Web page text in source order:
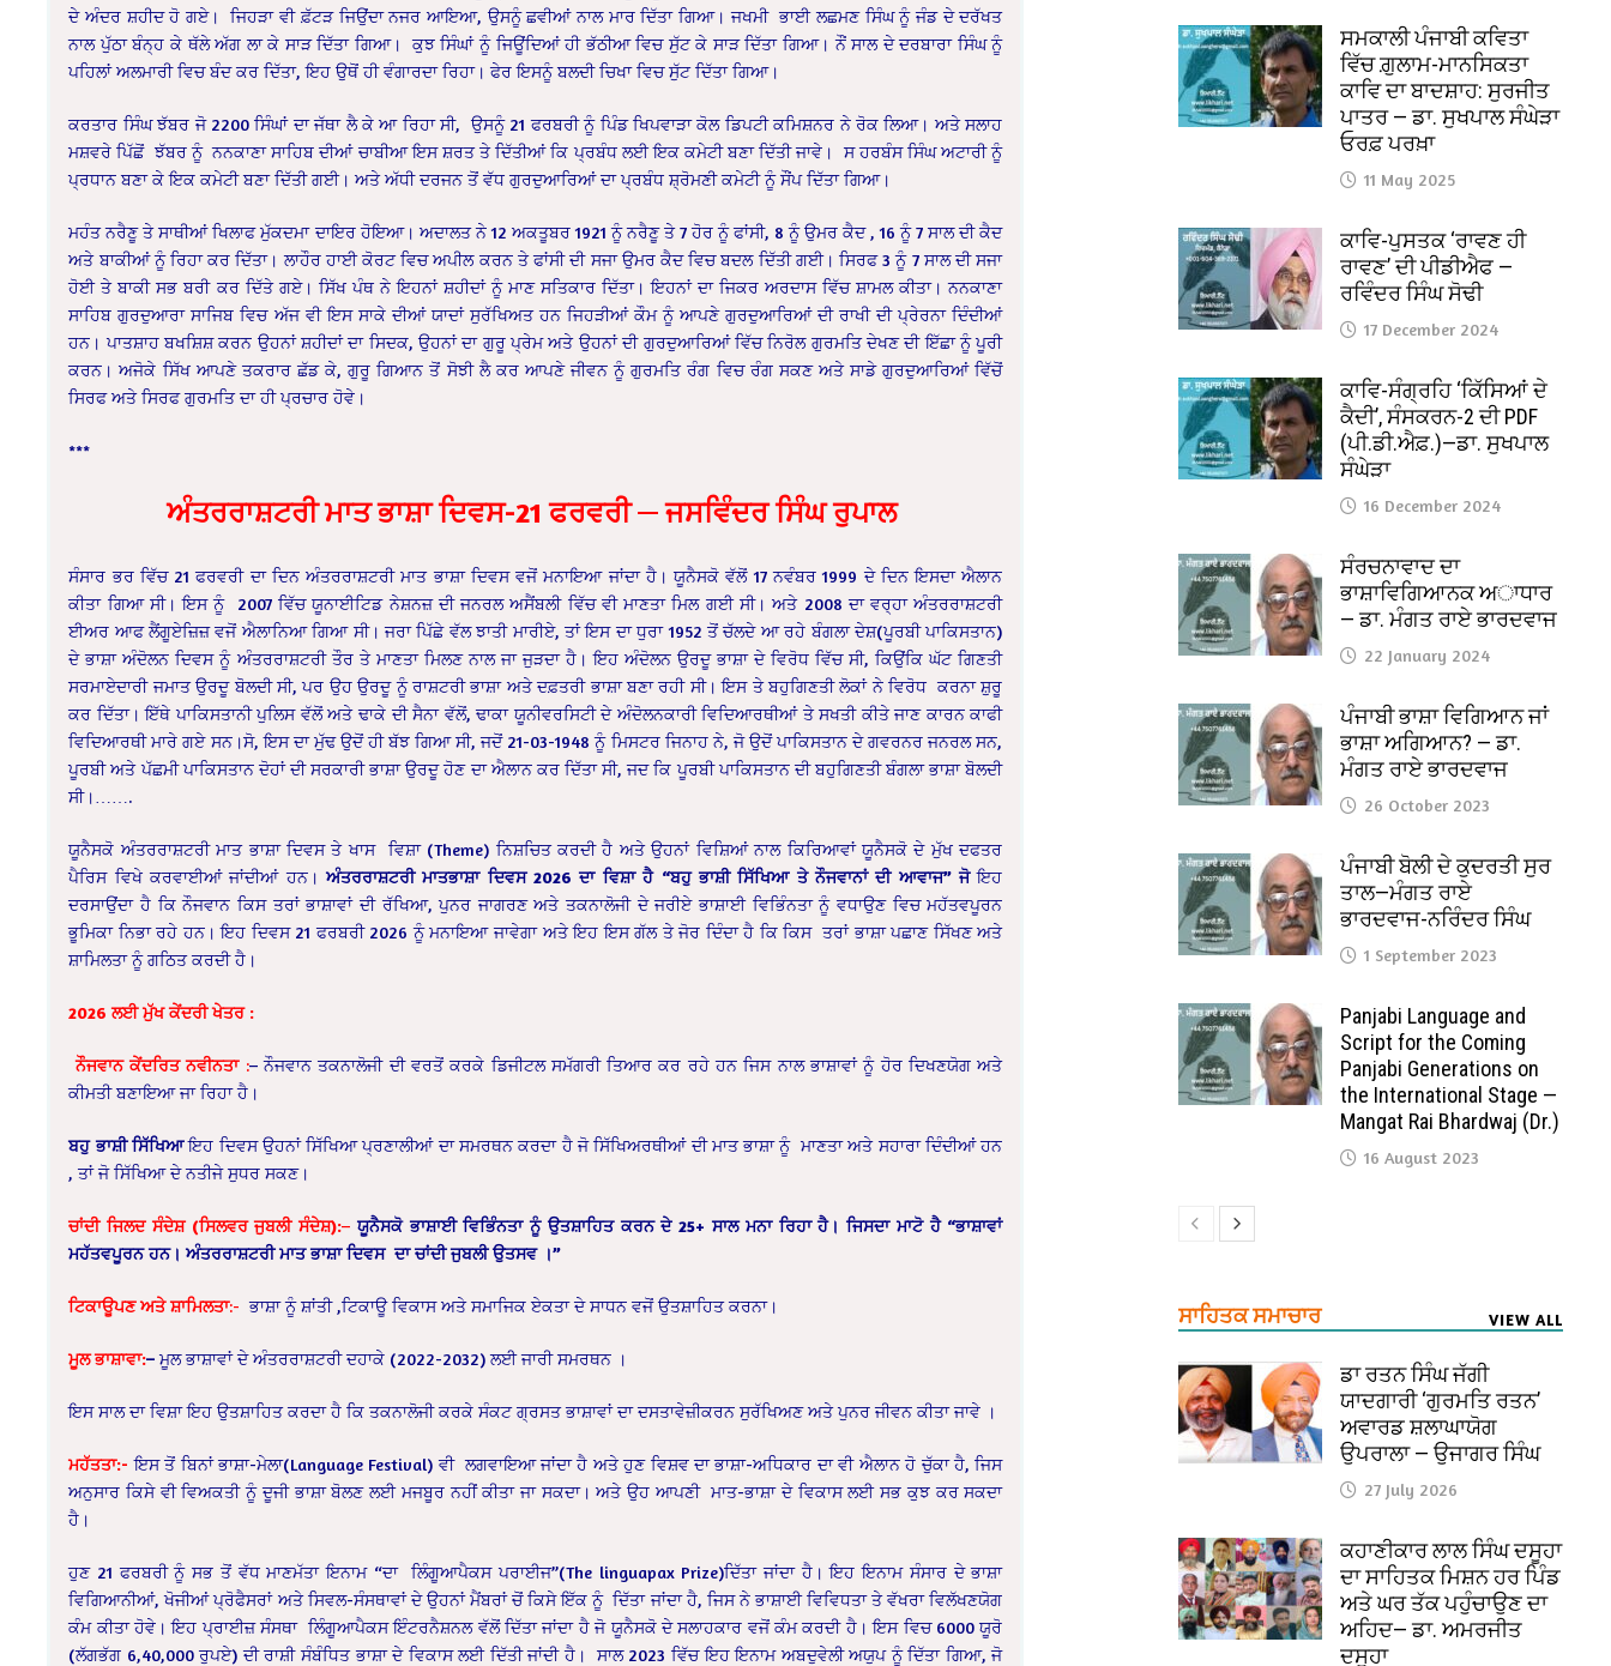
ਦੇ ਅੰਦਰ ਸ਼ਹੀਦ ਹੋ ਗਏ। ਜਿਹੜਾ ਵੀ ਫ਼ੱਟੜ ਜਿਉਂਦਾ ਨਜਰ ਆਇਆ, ਉਸਨੂੰ ਛਵੀਆਂ ਨਾਲ ਮਾਰ ਦਿੱਤਾ ਗਿਆ। ਜਖਮੀ ਭਾਈ ਲਛਮਣ ਸਿੰਘ ਨੂੰ ਜੰਡ ਦੇ ਦਰੱਖਤ
ਨਾਲ ਪੁੱਠਾ ਬੰਨ੍ਹ ਕੇ ਥੱਲੇ ਅੱਗ ਲਾ ਕੇ ਸਾੜ ਦਿੱਤਾ ਗਿਆ। ਕੁਝ ਸਿੰਘਾਂ ਨੂੰ ਜਿਊਂਦਿਆਂ ਹੀ ਭੱਠੀਆ ਵਿਚ ਸੁੱਟ ਕੇ ਸਾੜ ਦਿੱਤਾ ਗਿਆ। ਨੌਂ ਸਾਲ ਦੇ ਦਰਬਾਰਾ ਸਿੰਘ ਨੂੰ
ਪਹਿਲਾਂ ਅਲਮਾਰੀ ਵਿਚ ਬੰਦ ਕਰ ਦਿੱਤਾ, ਇਹ ਉਥੋਂ ਹੀ ਵੰਗਾਰਦਾ ਰਿਹਾ। ਫੇਰ ਇਸਨੂੰ ਬਲਦੀ ਚਿਖਾ ਵਿਚ ਸੁੱਟ ਦਿੱਤਾ ਗਿਆ।
ਕਰਤਾਰ ਸਿੰਘ ਝੱਬਰ ਜੋ 2200 ਸਿੰਘਾਂ ਦਾ ਜੱਥਾ ਲੈ ਕੇ ਆ ਰਿਹਾ ਸੀ, ਉਸਨੂੰ 21 ਫਰਬਰੀ ਨੂੰ ਪਿੰਡ ਖਿਪਵਾੜਾ ਕੋਲ ਡਿਪਟੀ ਕਮਿਸ਼ਨਰ ਨੇ ਰੋਕ ਲਿਆ। ਅਤੇ ਸਲਾਹ
ਮਸ਼ਵਰੇ ਪਿੱਛੋਂ ਝੱਬਰ ਨੂੰ ਨਨਕਾਣਾ ਸਾਹਿਬ ਦੀਆਂ ਚਾਬੀਆ ਇਸ ਸ਼ਰਤ ਤੇ ਦਿੱਤੀਆਂ ਕਿ ਪ੍ਰਬੰਧ ਲਈ ਇਕ ਕਮੇਟੀ ਬਣਾ ਦਿੱਤੀ ਜਾਵੇ। ਸ ਹਰਬੰਸ ਸਿੰਘ ਅਟਾਰੀ ਨੂੰ
ਪ੍ਰਧਾਨ ਬਣਾ ਕੇ ਇਕ ਕਮੇਟੀ ਬਣਾ ਦਿੱਤੀ ਗਈ। ਅਤੇ ਅੱਧੀ ਦਰਜਨ ਤੋਂ ਵੱਧ ਗੁਰਦੁਆਰਿਆਂ ਦਾ ਪ੍ਰਬੰਧ ਸ਼੍ਰੋਮਣੀ ਕਮੇਟੀ ਨੂੰ ਸੌਂਪ ਦਿੱਤਾ ਗਿਆ।
ਮਹੰਤ ਨਰੈਣੂ ਤੇ ਸਾਥੀਆਂ ਖਿਲਾਫ ਮੁੱਕਦਮਾ ਦਾਇਰ ਹੋਇਆ। ਅਦਾਲਤ ਨੇ 12 ਅਕਤੂਬਰ 1921 ਨੂੰ ਨਰੈਣੂ ਤੇ 7 ਹੋਰ ਨੂੰ ਫਾਂਸੀ, 8 ਨੂੰ ਉਮਰ ਕੈਦ , 16 ਨੂੰ 7 ਸਾਲ ਦੀ ਕੈਦ
ਅਤੇ ਬਾਕੀਆਂ ਨੂੰ ਰਿਹਾ ਕਰ ਦਿੱਤਾ। ਲਾਹੌਰ ਹਾਈ ਕੋਰਟ ਵਿਚ ਅਪੀਲ ਕਰਨ ਤੇ ਫਾਂਸੀ ਦੀ ਸਜਾ ਉਮਰ ਕੈਦ ਵਿਚ ਬਦਲ ਦਿੱਤੀ ਗਈ। ਸਿਰਫ 3 ਨੂੰ 7 ਸਾਲ ਦੀ ਸਜਾ
ਹੋਈ ਤੇ ਬਾਕੀ ਸਭ ਬਰੀ ਕਰ ਦਿੱਤੇ ਗਏ। ਸਿੱਖ ਪੰਥ ਨੇ ਇਹਨਾਂ ਸ਼ਹੀਦਾਂ ਨੂੰ ਮਾਣ ਸਤਿਕਾਰ ਦਿੱਤਾ। ਇਹਨਾਂ ਦਾ ਜਿਕਰ ਅਰਦਾਸ ਵਿੱਚ ਸ਼ਾਮਲ ਕੀਤਾ। ਨਨਕਾਣਾ
ਸਾਹਿਬ ਗੁਰਦੁਆਰਾ ਸਾਜਿਬ ਵਿਚ ਅੱਜ ਵੀ ਇਸ ਸਾਕੇ ਦੀਆਂ ਯਾਦਾਂ ਸੁਰੱਖਿਅਤ ਹਨ ਜਿਹੜੀਆਂ ਕੌਮ ਨੂੰ ਆਪਣੇ ਗੁਰਦੁਆਰਿਆਂ ਦੀ ਰਾਖੀ ਦੀ ਪ੍ਰੇਰਨਾ ਦਿੰਦੀਆਂ
ਹਨ। ਪਾਤਸ਼ਾਹ ਬਖਸ਼ਿਸ਼ ਕਰਨ ਉਹਨਾਂ ਸ਼ਹੀਦਾਂ ਦਾ ਸਿਦਕ, ਉਹਨਾਂ ਦਾ ਗੁਰੂ ਪ੍ਰੇਮ ਅਤੇ ਉਹਨਾਂ ਦੀ ਗੁਰਦੁਆਰਿਆਂ ਵਿੱਚ ਨਿਰੋਲ ਗੁਰਮਤਿ ਦੇਖਣ ਦੀ ਇੱਛਾ ਨੂੰ ਪੂਰੀ
ਕਰਨ। ਅਜੋਕੇ ਸਿੱਖ ਆਪਣੇ ਤਕਰਾਰ ਛੱਡ ਕੇ, ਗੁਰੂ ਗਿਆਨ ਤੋਂ ਸੋਝੀ ਲੈ ਕਰ ਆਪਣੇ ਜੀਵਨ ਨੂੰ ਗੁਰਮਤਿ ਰੰਗ ਵਿਚ ਰੰਗ ਸਕਣ ਅਤੇ ਸਾਡੇ ਗੁਰਦੁਆਰਿਆਂ ਵਿੱਚੋਂ
ਸਿਰਫ ਅਤੇ ਸਿਰਫ ਗੁਰਮਤਿ ਦਾ ਹੀ ਪ੍ਰਚਾਰ ਹੋਵੇ।
***
ਅੰਤਰਰਾਸ਼ਟਰੀ ਮਾਤ ਭਾਸ਼ਾ ਦਿਵਸ-21 ਫਰਵਰੀ—ਜਸਵਿੰਦਰ ਸਿੰਘ ਰੁਪਾਲ
ਸੰਸਾਰ ਭਰ ਵਿੱਚ 21 ਫਰਵਰੀ ਦਾ ਦਿਨ ਅੰਤਰਰਾਸ਼ਟਰੀ ਮਾਤ ਭਾਸ਼ਾ ਦਿਵਸ ਵਜੋਂ ਮਨਾਇਆ ਜਾਂਦਾ ਹੈ। ਯੂਨੈਸਕੋ ਵੱਲੋਂ 17 ਨਵੰਬਰ 1999 ਦੇ ਦਿਨ ਇਸਦਾ ਐਲਾਨ
ਕੀਤਾ ਗਿਆ ਸੀ। ਇਸ ਨੂੰ 2007 ਵਿੱਚ ਯੂਨਾਈਟਿਡ ਨੇਸ਼ਨਜ਼ ਦੀ ਜਨਰਲ ਅਸੈਂਬਲੀ ਵਿੱਚ ਵੀ ਮਾਣਤਾ ਮਿਲ ਗਈ ਸੀ। ਅਤੇ 2008 ਦਾ ਵਰ੍ਹਾ ਅੰਤਰਰਾਸ਼ਟਰੀ
ਈਅਰ ਆਫ ਲੈਂਗੂਏਜ਼ਿਜ਼ ਵਜੋਂ ਐਲਾਨਿਆ ਗਿਆ ਸੀ। ਜਰਾ ਪਿੱਛੇ ਵੱਲ ਝਾਤੀ ਮਾਰੀਏ, ਤਾਂ ਇਸ ਦਾ ਧੁਰਾ 1952 ਤੋਂ ਚੱਲਦੇ ਆ ਰਹੇ ਬੰਗਲਾ ਦੇਸ਼(ਪੂਰਬੀ ਪਾਕਿਸਤਾਨ)
ਦੇ ਭਾਸ਼ਾ ਅੰਦੋਲਨ ਦਿਵਸ ਨੂੰ ਅੰਤਰਰਾਸ਼ਟਰੀ ਤੌਰ ਤੇ ਮਾਣਤਾ ਮਿਲਣ ਨਾਲ ਜਾ ਜੁੜਦਾ ਹੈ। ਇਹ ਅੰਦੋਲਨ ਉਰਦੂ ਭਾਸ਼ਾ ਦੇ ਵਿਰੋਧ ਵਿੱਚ ਸੀ, ਕਿਉਂਕਿ ਘੱਟ ਗਿਣਤੀ
ਸਰਮਾਏਦਾਰੀ ਜਮਾਤ ਉਰਦੂ ਬੋਲਦੀ ਸੀ, ਪਰ ਉਹ ਉਰਦੂ ਨੂੰ ਰਾਸ਼ਟਰੀ ਭਾਸ਼ਾ ਅਤੇ ਦਫ਼ਤਰੀ ਭਾਸ਼ਾ ਬਣਾ ਰਹੀ ਸੀ। ਇਸ ਤੇ ਬਹੁਗਿਣਤੀ ਲੋਕਾਂ ਨੇ ਵਿਰੋਧ ਕਰਨਾ ਸ਼ੁਰੂ
ਕਰ ਦਿੱਤਾ। ਇੱਥੇ ਪਾਕਿਸਤਾਨੀ ਪੁਲਿਸ ਵੱਲੋਂ ਅਤੇ ਢਾਕੇ ਦੀ ਸੈਨਾ ਵੱਲੋਂ, ਢਾਕਾ ਯੂਨੀਵਰਸਿਟੀ ਦੇ ਅੰਦੋਲਨਕਾਰੀ ਵਿਦਿਆਰਥੀਆਂ ਤੇ ਸਖਤੀ ਕੀਤੇ ਜਾਣ ਕਾਰਨ ਕਾਫੀ
ਵਿਦਿਆਰਥੀ ਮਾਰੇ ਗਏ ਸਨ।ਸੋ, ਇਸ ਦਾ ਮੁੱਢ ਉਦੋਂ ਹੀ ਬੱਝ ਗਿਆ ਸੀ, ਜਦੋਂ 21-03-1948 ਨੂੰ ਮਿਸਟਰ ਜਿਨਾਹ ਨੇ, ਜੋ ਉਦੋਂ ਪਾਕਿਸਤਾਨ ਦੇ ਗਵਰਨਰ ਜਨਰਲ ਸਨ,
ਪੂਰਬੀ ਅਤੇ ਪੱਛਮੀ ਪਾਕਿਸਤਾਨ ਦੋਹਾਂ ਦੀ ਸਰਕਾਰੀ ਭਾਸ਼ਾ ਉਰਦੂ ਹੋਣ ਦਾ ਐਲਾਨ ਕਰ ਦਿੱਤਾ ਸੀ, ਜਦ ਕਿ ਪੂਰਬੀ ਪਾਕਿਸਤਾਨ ਦੀ ਬਹੁਗਿਣਤੀ ਬੰਗਲਾ ਭਾਸ਼ਾ ਬੋਲਦੀ
ਸੀ।…….
ਯੂਨੈਸਕੋ ਅੰਤਰਰਾਸ਼ਟਰੀ ਮਾਤ ਭਾਸ਼ਾ ਦਿਵਸ ਤੇ ਖਾਸ ਵਿਸ਼ਾ (Theme) ਨਿਸ਼ਚਿਤ ਕਰਦੀ ਹੈ ਅਤੇ ਉਹਨਾਂ ਵਿਸ਼ਿਆਂ ਨਾਲ ਕਿਰਿਆਵਾਂ ਯੂਨੈਸਕੋ ਦੇ ਮੁੱਖ ਦਫਤਰ
ਪੈਰਿਸ ਵਿਖੇ ਕਰਵਾਈਆਂ ਜਾਂਦੀਆਂ ਹਨ।ਅੰਤਰਰਾਸ਼ਟਰੀ ਮਾਤਭਾਸ਼ਾ ਦਿਵਸ 2026 ਦਾ ਵਿਸ਼ਾ ਹੈ “ਬਹੁ ਭਾਸ਼ੀ ਸਿੱਖਿਆ ਤੇ ਨੌਜਵਾਨਾਂ ਦੀ ਆਵਾਜ” ਜੋਇਹ
ਦਰਸਾਉਂਦਾ ਹੈ ਕਿ ਨੌਜਵਾਨ ਕਿਸ ਤਰਾਂ ਭਾਸ਼ਾਵਾਂ ਦੀ ਰੱਖਿਆ, ਪੁਨਰ ਜਾਗਰਣ ਅਤੇ ਤਕਨਾਲੋਜੀ ਦੇ ਜਰੀਏ ਭਾਸ਼ਾਈ ਵਿਭਿੰਨਤਾ ਨੂੰ ਵਧਾਉਣ ਵਿਚ ਮਹੱਤਵਪੂਰਨ
ਭੂਮਿਕਾ ਨਿਭਾ ਰਹੇ ਹਨ। ਇਹ ਦਿਵਸ 21 ਫਰਬਰੀ 2026 ਨੂੰ ਮਨਾਇਆ ਜਾਵੇਗਾ ਅਤੇ ਇਹ ਇਸ ਗੱਲ ਤੇ ਜੋਰ ਦਿੰਦਾ ਹੈ ਕਿ ਕਿਸ ਤਰਾਂ ਭਾਸ਼ਾ ਪਛਾਣ ਸਿੱਖਣ ਅਤੇ
ਸ਼ਾਮਿਲਤਾ ਨੂੰ ਗਠਿਤ ਕਰਦੀ ਹੈ।
2026 ਲਈ ਮੁੱਖ ਕੇਂਦਰੀ ਖੇਤਰ :
ਨੌਜਵਾਨ ਕੇਂਦਰਿਤ ਨਵੀਨਤਾ :– ਨੌਜਵਾਨ ਤਕਨਾਲੋਜੀ ਦੀ ਵਰਤੋਂ ਕਰਕੇ ਡਿਜੀਟਲ ਸਮੱਗਰੀ ਤਿਆਰ ਕਰ ਰਹੇ ਹਨ ਜਿਸ ਨਾਲ ਭਾਸ਼ਾਵਾਂ ਨੂੰ ਹੋਰ ਦਿਖਣਯੋਗ ਅਤੇ
ਕੀਮਤੀ ਬਣਾਇਆ ਜਾ ਰਿਹਾ ਹੈ।
ਬਹੁ ਭਾਸ਼ੀ ਸਿੱਖਿਆਇਹ ਦਿਵਸ ਉਹਨਾਂ ਸਿੱਖਿਆ ਪ੍ਰਣਾਲੀਆਂ ਦਾ ਸਮਰਥਨ ਕਰਦਾ ਹੈ ਜੋ ਸਿੱਖਿਅਰਥੀਆਂ ਦੀ ਮਾਤ ਭਾਸ਼ਾ ਨੂੰ ਮਾਣਤਾ ਅਤੇ ਸਹਾਰਾ ਦਿੰਦੀਆਂ ਹਨ
, ਤਾਂ ਜੋ ਸਿੱਖਿਆ ਦੇ ਨਤੀਜੇ ਸੁਧਰ ਸਕਣ।
ਚਾਂਦੀ ਜਿਲਦ ਸੰਦੇਸ਼ (ਸਿਲਵਰ ਜੁਬਲੀ ਸੰਦੇਸ਼):– ਯੂਨੈਸਕੋ ਭਾਸ਼ਾਈ ਵਿਭਿੰਨਤਾ ਨੂੰ ਉਤਸ਼ਾਹਿਤ ਕਰਨ ਦੇ 25+ ਸਾਲ ਮਨਾ ਰਿਹਾ ਹੈ।ਜਿਸਦਾ ਮਾਟੋ ਹੈ “ਭਾਸ਼ਾਵਾਂ
ਮਹੱਤਵਪੂਰਨ ਹਨ।ਅੰਤਰਰਾਸ਼ਟਰੀ ਮਾਤ ਭਾਸ਼ਾ ਦਿਵਸ ਦਾ ਚਾਂਦੀ ਜੁਬਲੀ ਉਤਸਵ ।”
ਟਿਕਾਊਪਣ ਅਤੇ ਸ਼ਾਮਿਲਤਾ:- ਭਾਸ਼ਾ ਨੂੰ ਸ਼ਾਂਤੀ ,ਟਿਕਾਊ ਵਿਕਾਸ ਅਤੇ ਸਮਾਜਿਕ ਏਕਤਾ ਦੇ ਸਾਧਨ ਵਜੋਂ ਉਤਸ਼ਾਹਿਤ ਕਰਨਾ।
ਮੂਲ ਭਾਸ਼ਾਵਾ:– ਮੂਲ ਭਾਸ਼ਾਵਾਂ ਦੇ ਅੰਤਰਰਾਸ਼ਟਰੀ ਦਹਾਕੇ (2022-2032) ਲਈ ਜਾਰੀ ਸਮਰਥਨ ।
ਇਸ ਸਾਲ ਦਾ ਵਿਸ਼ਾ ਇਹ ਉਤਸ਼ਾਹਿਤ ਕਰਦਾ ਹੈ ਕਿ ਤਕਨਾਲੋਜੀ ਕਰਕੇ ਸੰਕਟ ਗ੍ਰਸਤ ਭਾਸ਼ਾਵਾਂ ਦਾ ਦਸਤਾਵੇਜ਼ੀਕਰਨ ਸੁਰੱਖਿਅਣ ਅਤੇ ਪੁਨਰ ਜੀਵਨ ਕੀਤਾ ਜਾਵੇ ।
ਮਹੱਤਤਾ:- ਇਸ ਤੋਂ ਬਿਨਾਂ ਭਾਸ਼ਾ-ਮੇਲਾ(Language Festival) ਵੀ ਲਗਵਾਇਆ ਜਾਂਦਾ ਹੈ ਅਤੇ ਹੁਣ ਵਿਸ਼ਵ ਦਾ ਭਾਸ਼ਾ-ਅਧਿਕਾਰ ਦਾ ਵੀ ਐਲਾਨ ਹੋ ਚੁੱਕਾ ਹੈ, ਜਿਸ
ਅਨੁਸਾਰ ਕਿਸੇ ਵੀ ਵਿਅਕਤੀ ਨੂੰ ਦੂਜੀ ਭਾਸ਼ਾ ਬੋਲਣ ਲਈ ਮਜਬੂਰ ਨਹੀਂ ਕੀਤਾ ਜਾ ਸਕਦਾ। ਅਤੇ ਉਹ ਆਪਣੀ ਮਾਤ-ਭਾਸ਼ਾ ਦੇ ਵਿਕਾਸ ਲਈ ਸਭ ਕੁਝ ਕਰ ਸਕਦਾ
ਹੈ।
ਹੁਣ 21 ਫਰਬਰੀ ਨੂੰ ਸਭ ਤੋਂ ਵੱਧ ਮਾਣਮੱਤਾ ਇਨਾਮ “ਦਾ ਲਿੰਗੂਆਪੈਕਸ ਪਰਾਈਜ”(The linguapax Prize)ਦਿੱਤਾ ਜਾਂਦਾ ਹੈ। ਇਹ ਇਨਾਮ ਸੰਸਾਰ ਦੇ ਭਾਸ਼ਾ
ਵਿਗਿਆਨੀਆਂ, ਖੋਜੀਆਂ ਪ੍ਰੋਫੈਸਰਾਂ ਅਤੇ ਸਿਵਲ-ਸੰਸਥਾਵਾਂ ਦੇ ਉਹਨਾਂ ਮੈਂਬਰਾਂ ਚੋਂ ਕਿਸੇ ਇੱਕ ਨੂੰ ਦਿੱਤਾ ਜਾਂਦਾ ਹੈ, ਜਿਸ ਨੇ ਭਾਸ਼ਾਈ ਵਿਵਿਧਤਾ ਤੇ ਵੱਖਰਾ ਵਿਲੱਖਣਯੋਗ
ਕੰਮ ਕੀਤਾ ਹੋਵੇ। ਇਹ ਪ੍ਰਾਈਜ਼ ਸੰਸਥਾ ਲਿੰਗੂਆਪੈਕਸ ਇੰਟਰਨੈਸ਼ਨਲ ਵੱਲੋਂ ਦਿੱਤਾ ਜਾਂਦਾ ਹੈ ਜੋ ਯੂਨੈਸਕੋ ਦੇ ਸਲਾਹਕਾਰ ਵਜੋਂ ਕੰਮ ਕਰਦੀ ਹੈ। ਇਸ ਵਿਚ 6000 ਯੂਰੋ
(ਲੱਗਭੱਗ 6,40,000 ਰੁਪਏ) ਦੀ ਰਾਸ਼ੀ ਸੰਬੰਧਿਤ ਭਾਸ਼ਾ ਦੇ ਵਿਕਾਸ ਲਈ ਦਿੱਤੀ ਜਾਂਦੀ ਹੈ। ਸਾਲ 2023 ਵਿੱਚ ਇਹ ਇਨਾਮ ਅਬਦੁਵੇਲੀ ਅਯੁਪ ਨੂੰ ਦਿੱਤਾ ਗਿਆ, ਜੋ
ਸਮਕਾਲੀ ਪੰਜਾਬੀ ਕਵਿਤਾ
ਵਿੱਚ ਗ਼ੁਲਾਮ-ਮਾਨਸਿਕਤਾ
ਕਾਵਿ ਦਾ ਬਾਦਸ਼ਾਹ: ਸੁਰਜੀਤ
ਪਾਤਰ — ਡਾ. ਸੁਖਪਾਲ ਸੰਘੇੜਾ
ਓਰਫ਼ ਪਰਖ਼ਾ
11 May 2025
ਕਾਵਿ-ਪੁਸਤਕ ‘ਰਾਵਣ ਹੀ
ਰਾਵਣ’ ਦੀ ਪੀਡੀਐਫ —
ਰਵਿੰਦਰ ਸਿੰਘ ਸੋਢੀ
17 December 2024
ਕਾਵਿ-ਸੰਗ੍ਰਹਿ ‘ਕਿੱਸਿਆਂ ਦੇ
ਕੈਦੀ’, ਸੰਸਕਰਨ-2 ਦੀ PDF
(ਪੀ.ਡੀ.ਐਫ਼.)—ਡਾ. ਸੁਖਪਾਲ
ਸੰਘੇੜਾ
16 December 2024
ਸੰਰਚਨਾਵਾਦ ਦਾ
ਭਾਸ਼ਾਵਿਗਿਆਨਕ ਅਾਧਾਰ
— ਡਾ. ਮੰਗਤ ਰਾਏ ਭਾਰਦਵਾਜ
22 January 2024
ਪੰਜਾਬੀ ਭਾਸ਼ਾ ਵਿਗਿਆਨ ਜਾਂ
ਭਾਸ਼ਾ ਅਗਿਆਨ? — ਡਾ.
ਮੰਗਤ ਰਾਏ ਭਾਰਦਵਾਜ
26 October 2023
ਪੰਜਾਬੀ ਬੋਲੀ ਦੇ ਕੁਦਰਤੀ ਸੁਰ
ਤਾਲ—ਮੰਗਤ ਰਾਏ
ਭਾਰਦਵਾਜ-ਨਰਿੰਦਰ ਸਿੰਘ
1 September 2023
Panjabi Language and
Script for the Coming
Panjabi Generations on
the International Stage —
Mangat Rai Bhardwaj (Dr.)
16 August 2023
ਸਾਹਿਤਕ ਸਮਾਚਾਰ VIEW ALL
ਡਾ ਰਤਨ ਸਿੰਘ ਜੱਗੀ
ਯਾਦਗਾਰੀ ‘ਗੁਰਮਤਿ ਰਤਨ’
ਅਵਾਰਡ ਸ਼ਲਾਘਾਯੋਗ
ਉਪਰਾਲਾ — ਉਜਾਗਰ ਸਿੰਘ
27 July 2026
ਕਹਾਣੀਕਾਰ ਲਾਲ ਸਿੰਘ ਦਸੂਹਾ
ਦਾ ਸਾਹਿਤਕ ਮਿਸ਼ਨ ਹਰ ਪਿੰਡ
ਅਤੇ ਘਰ ਤੱਕ ਪਹੁੰਚਾਉਣ ਦਾ
ਅਹਿਦ— ਡਾ. ਅਮਰਜੀਤ
ਦਸੂਹਾ